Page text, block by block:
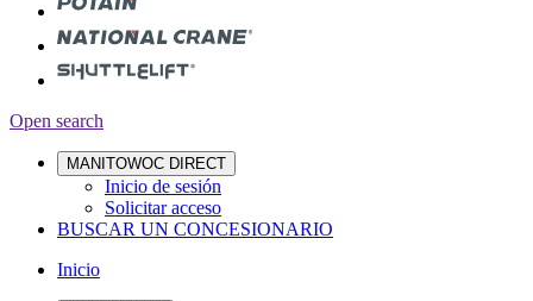
Open search
MANITOWOC DIRECT
Inicio de sesión
Solicitar acceso
BUSCAR UN CONCESIONARIO
Inicio